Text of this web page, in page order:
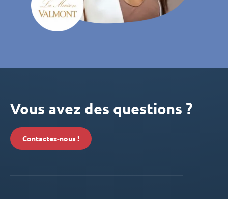
Vous avez des questions ?
Contactez-nous !